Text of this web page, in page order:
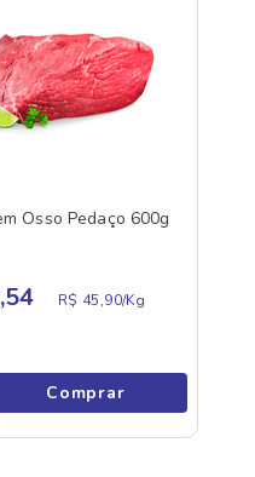
Osso Pedaço 600g
R$ 45,90/Kg
Comprar